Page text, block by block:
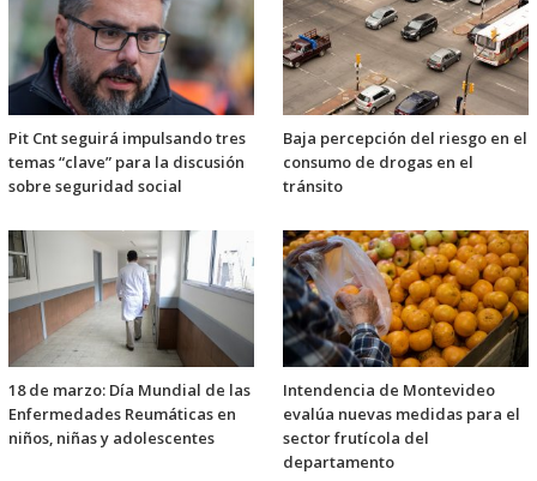
Pit Cnt seguirá impulsando tres
temas “clave” para la discusión
sobre seguridad social
Baja percepción del riesgo en el
consumo de drogas en el
tránsito
18 de marzo: Día Mundial de las
Enfermedades Reumáticas en
niños, niñas y adolescentes
Intendencia de Montevideo
evalúa nuevas medidas para el
sector frutícola del
departamento